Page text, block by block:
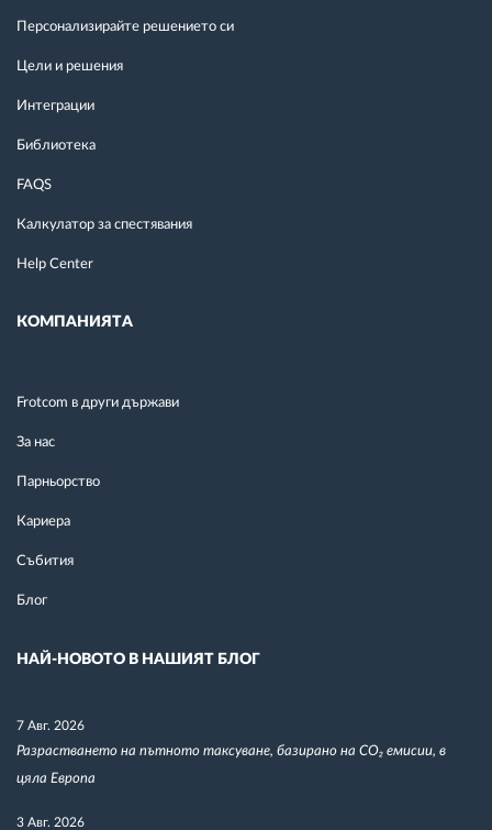
Персонализирайте решението си
Цели и решения
Интеграции
Библиотека
FAQS
Калкулатор за спестявания
Help Center
КОМПАНИЯТА
Frotcom в други държави
За нас
Парньорство
Кариера
Събития
Блог
НАЙ-НОВОТО В НАШИЯТ БЛОГ
7 Авг. 2026
Разрастването на пътното таксуване, базирано на CO₂ емисии, в
цяла Европа
3 Авг. 2026